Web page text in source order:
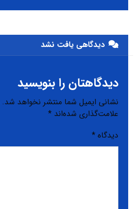
دیدگاهی یافت نشد
دیدگاهتان را بنویسید
نشانی ایمیل شما منتشر نخواهد شد.
علامت‌گذاری شده‌اند*
دیدگاه*